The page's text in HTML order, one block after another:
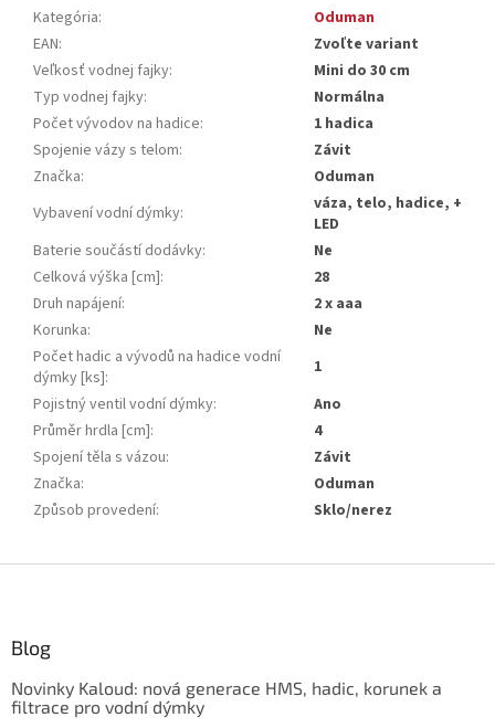
Kategória:
Oduman
EAN:
Zvoľte variant
Veľkosť vodnej fajky:
Mini do 30 cm
Typ vodnej fajky:
Normálna
Počet vývodov na hadice:
1 hadica
Spojenie vázy s telom:
Závit
Značka:
Oduman
Vybavení vodní dýmky:
váza, telo, hadice, +
LED
Baterie součástí dodávky:
Ne
Celková výška [cm]:
28
Druh napájení:
2 x aaa
Korunka:
Ne
Počet hadic a vývodů na hadice vodní
dýmky [ks]:
1
Pojistný ventil vodní dýmky:
Ano
Průměr hrdla [cm]:
4
Spojení těla s vázou:
Závit
Značka:
Oduman
Způsob provedení: Sklo/nerez
Blog
Novinky Kaloud: nová generace HMS, hadic, korunek a
filtrace pro vodní dýmky